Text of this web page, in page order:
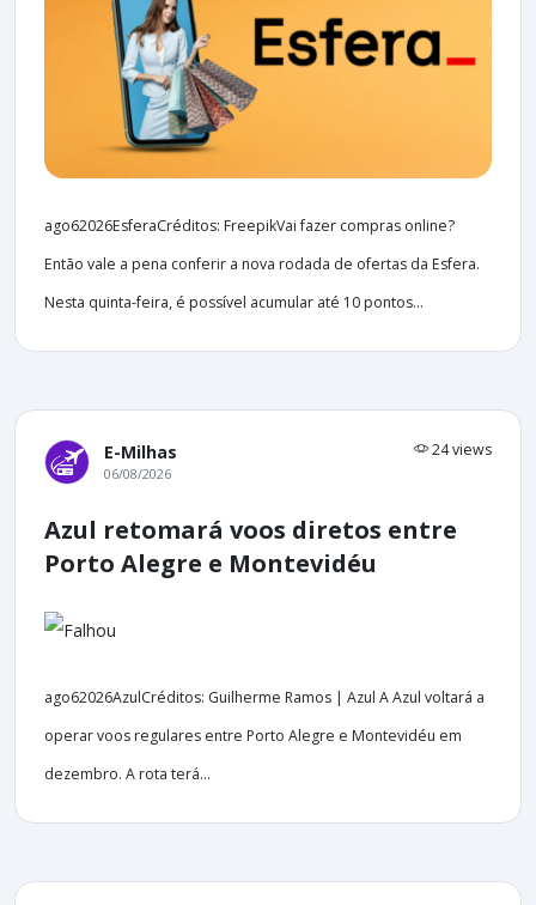
ago62026EsferaCréditos: FreepikVai fazer compras online?
Então vale a pena conferir a nova rodada de ofertas da Esfera.
Nesta quinta-feira, é possível acumular até 10 pontos...
E-Milhas 24 views
06/08/2026
Azul retomará voos diretos entre
Porto Alegre e Montevidéu
ago62026AzulCréditos: Guilherme Ramos | Azul A Azul voltará a
operar voos regulares entre Porto Alegre e Montevidéu em
dezembro. A rota terá...